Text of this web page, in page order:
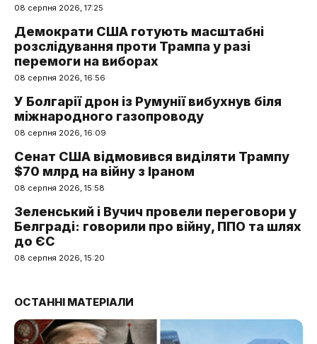
08 серпня 2026, 17:25
Демократи США готують масштабні
розслідування проти Трампа у разі
перемоги на виборах
08 серпня 2026, 16:56
У Болгарії дрон із Румунії вибухнув біля
міжнародного газопроводу
08 серпня 2026, 16:09
Сенат США відмовився виділяти Трампу
$70 млрд на війну з Іраном
08 серпня 2026, 15:58
Зеленський і Вучич провели переговори у
Белграді: говорили про війну, ППО та шлях
до ЄС
08 серпня 2026, 15:20
ОСТАННІ МАТЕРІАЛИ